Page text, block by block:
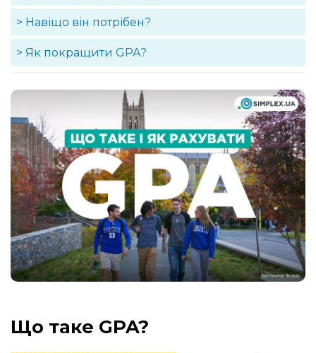
> Навіщо він потрібен?
> Як покращити GPA?
Що таке GPA?